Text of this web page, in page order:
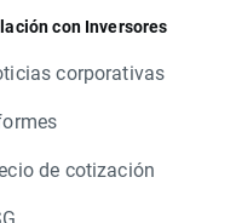
con Inversores
corporativas
de cotización